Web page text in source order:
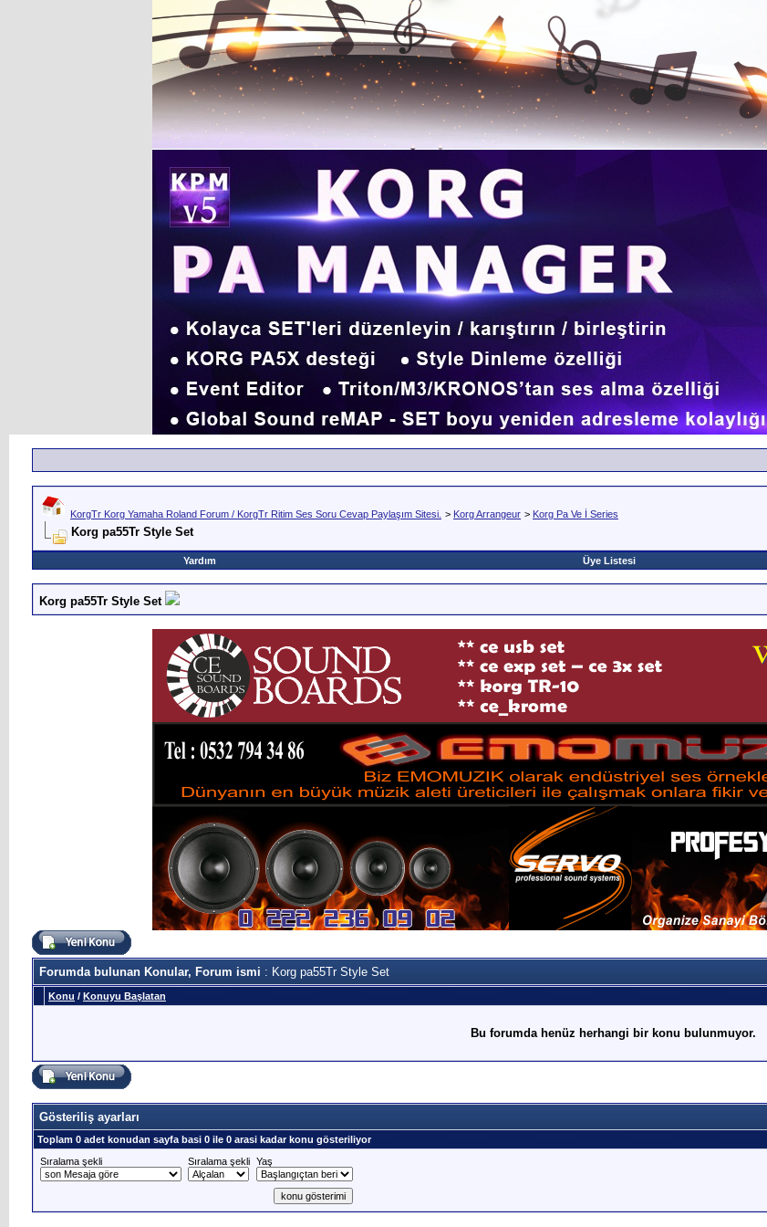
KorgTr Korg Yamaha Roland Forum / KorgTr Ritim Ses Soru Cevap Paylaşım Sitesi. > Korg Arrangeur > Korg Pa Ve İ Series
Korg pa55Tr Style Set
Yardım Üye Listesi
Korg pa55Tr Style Set
Forumda bulunan Konular, Forum ismi : Korg pa55Tr Style Set
Konu / Konuyu Başlatan
Bu forumda henüz herhangi bir konu bulunmuyor.
Gösteriliş ayarları
Toplam 0 adet konudan sayfa basi 0 ile 0 arasi kadar konu gösteriliyor
Sıralama şekli
Sıralama şekli Yaş